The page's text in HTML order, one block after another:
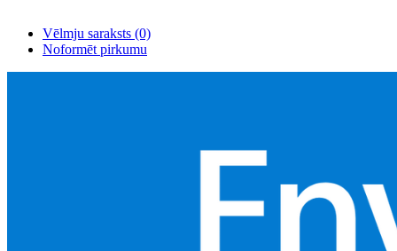
Vēlmju saraksts (0)
Noformēt pirkumu